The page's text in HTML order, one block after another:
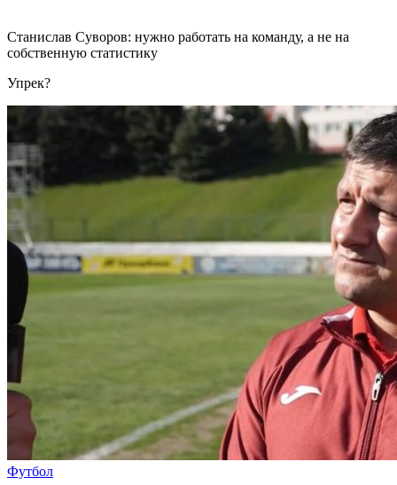
Станислав Суворов: нужно работать на команду, а не на
собственную статистику
Упрек?
Футбол